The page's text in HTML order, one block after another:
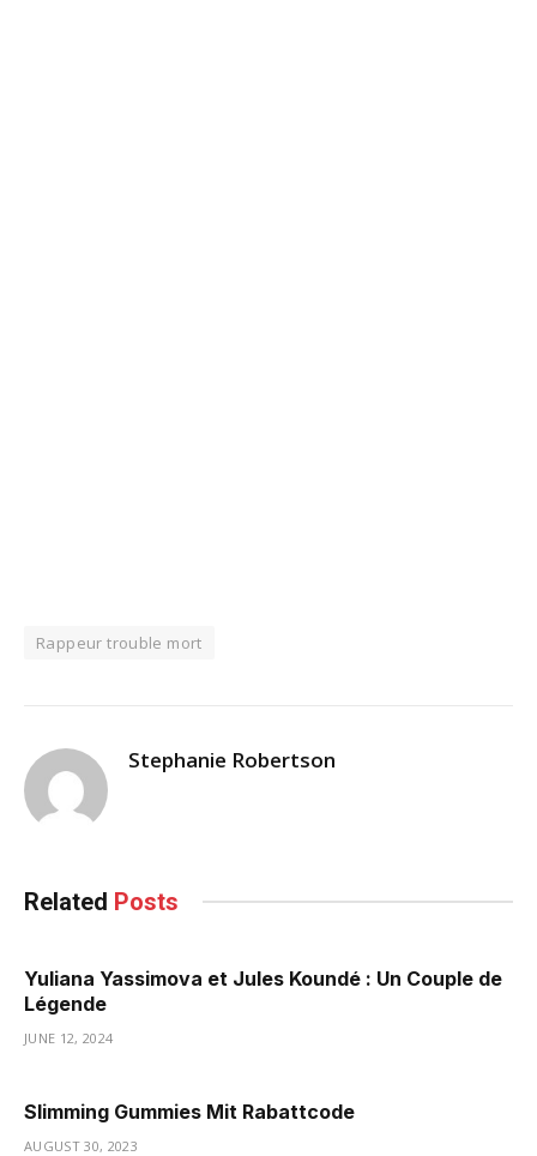
Rappeur trouble mort
Stephanie Robertson
Related Posts
Yuliana Yassimova et Jules Koundé : Un Couple de
Légende
JUNE 12, 2024
Slimming Gummies Mit Rabattcode
AUGUST 30, 2023